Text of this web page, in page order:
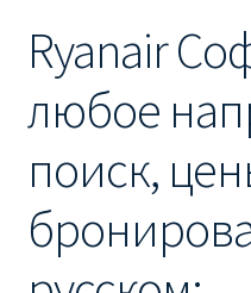
Ryanair направления, акции
Ryanair онлайн
Ryanair ошибка в
Ryanair
любое
поиск,